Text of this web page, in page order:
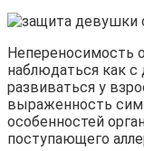
Непереносимость
наблюдаться как с
развиваться у
выраженность
особенностей
поступающего